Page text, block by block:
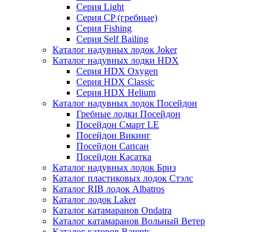
Серия Light
Серия CP (гребные)
Серия Fishing
Серия Self Bailing
Каталог надувных лодок Joker
Каталог надувных лодки HDX
Серия HDX Oxygen
Серия HDX Classic
Серия HDX Helium
Каталог надувных лодок Посейдон
Гребные лодки Посейдон
Посейдон Смарт LE
Посейдон Викинг
Посейдон Сапсан
Посейдон Касатка
Каталог надувных лодок Бриз
Каталог пластиковых лодок Стэлс
Каталог RIB лодок Albatros
Каталог лодок Laker
Каталог катамаранов Ondatra
Каталог катамаранов Вольный Ветер